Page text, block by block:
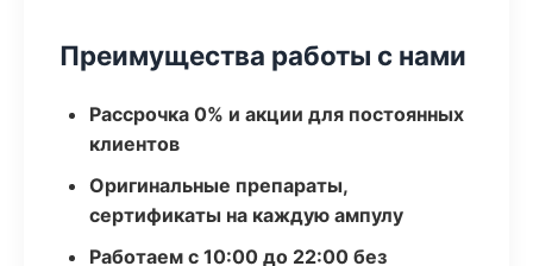
Преимущества работы с нами
Рассрочка 0% и акции для постоянных
клиентов
Оригинальные препараты,
сертификаты на каждую ампулу
Работаем с 10:00 до 22:00 без